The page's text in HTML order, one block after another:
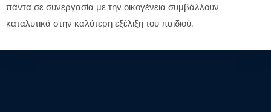
πάντα σε συνεργασία με την οικογένεια συμβάλλουν
καταλυτικά στην καλύτερη εξέλιξη του παιδιού.